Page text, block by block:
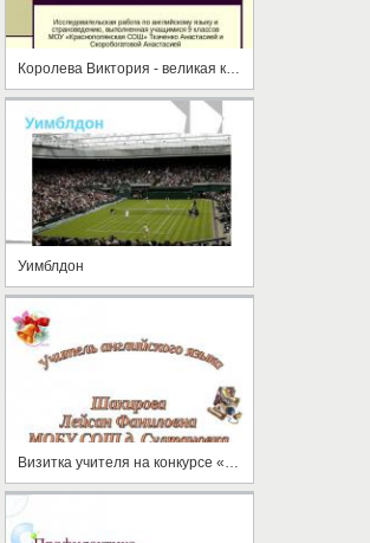
Королева Виктория - великая королева великой страны
Уимблдон
Визитка учителя на конкурсе «Учитель года»